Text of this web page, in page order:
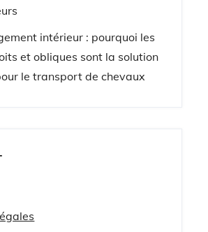
intérieur : pourquoi les
et obliques sont la solution
le transport de chevaux